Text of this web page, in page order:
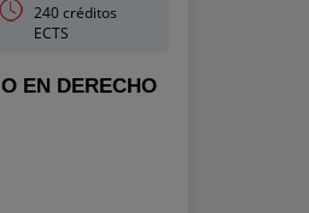
240 créditos
ECTS
EN DERECHO